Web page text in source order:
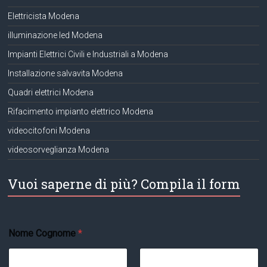
Elettricista Modena
illuminazione led Modena
Impianti Elettrici Civili e Industriali a Modena
Installazione salvavita Modena
Quadri elettrici Modena
Rifacimento impianto elettrico Modena
videocitofoni Modena
videosorveglianza Modena
Vuoi saperne di più? Compila il form
p
e
Nome Cognome*